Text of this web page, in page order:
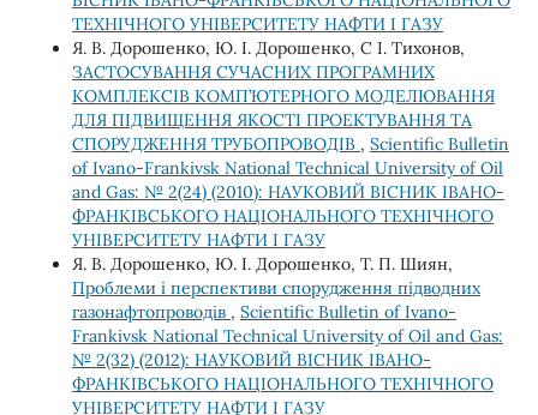
ТЕХНІЧНОГО УНІВЕРСИТЕТУ НАФТИ І ГАЗУ
Я. В. Дорошенко, Ю. І. Дорошенко, С І. Тихонов,
ЗАСТОСУВАННЯ СУЧАСНИХ ПРОГРАМНИХ
КОМПЛЕКСІВ КОМП’ЮТЕРНОГО МОДЕЛЮВАННЯ
ДЛЯ ПІДВИЩЕННЯ ЯКОСТІ ПРОЕКТУВАННЯ ТА
СПОРУДЖЕННЯ ТРУБОПРОВОДІВ , Scientific Bulletin
of Ivano-Frankivsk National Technical University of Oil
and Gas: № 2(24) (2010): НАУКОВИЙ ВІСНИК ІВАНО-
ФРАНКІВСЬКОГО НАЦІОНАЛЬНОГО ТЕХНІЧНОГО
УНІВЕРСИТЕТУ НАФТИ І ГАЗУ
Я. В. Дорошенко, Ю. І. Дорошенко, Т. П. Шиян,
Проблеми і перспективи спорудження підводних
газонафтопроводів , Scientific Bulletin of Ivano-
Frankivsk National Technical University of Oil and Gas:
№ 2(32) (2012): НАУКОВИЙ ВІСНИК ІВАНО-
ФРАНКІВСЬКОГО НАЦІОНАЛЬНОГО ТЕХНІЧНОГО
УНІВЕРСИТЕТУ НАФТИ І ГАЗУ